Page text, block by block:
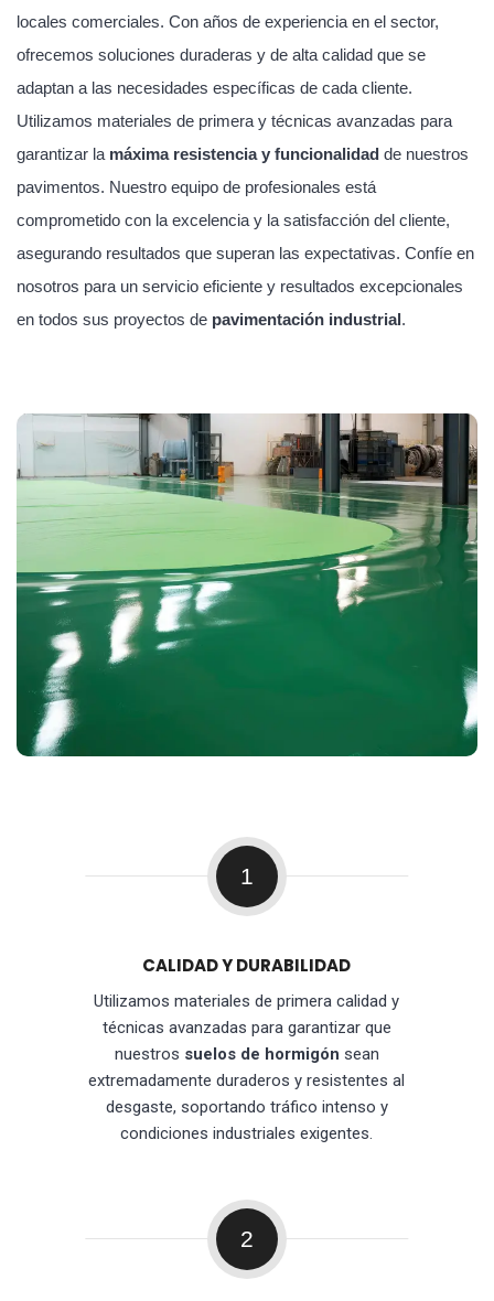
locales comerciales. Con años de experiencia en el sector,
ofrecemos soluciones duraderas y de alta calidad que se
adaptan a las necesidades específicas de cada cliente.
Utilizamos materiales de primera y técnicas avanzadas para
garantizar la máxima resistencia y funcionalidad de nuestros
pavimentos. Nuestro equipo de profesionales está
comprometido con la excelencia y la satisfacción del cliente,
asegurando resultados que superan las expectativas. Confíe en
nosotros para un servicio eficiente y resultados excepcionales
en todos sus proyectos de pavimentación industrial.
1
CALIDAD Y DURABILIDAD
Utilizamos materiales de primera calidad y
técnicas avanzadas para garantizar que
nuestros suelos de hormigón sean
extremadamente duraderos y resistentes al
desgaste, soportando tráfico intenso y
condiciones industriales exigentes.
2